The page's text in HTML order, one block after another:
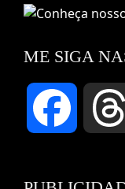
ME SIGA
Facebook